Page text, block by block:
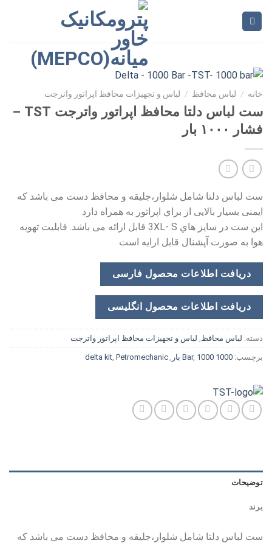
خانه / لباس محافظ / لباس و تجهیزات محافظ اپراتور واترجت
ست لباس دلتا محافظ اپراتور واترجت TST –
فشار ۱۰۰۰ بار
ست لباس دلتا شامل شلوار،جلیقه و محافظ دست می باشد که
ایمنی بسیار بالایی از براي اپراتور به همراه دارد
این ست در سایز هاي 3XL‐ S قابل ارائه مى باشد. قابلیت تهویه
هوا به صورت آپشنال قابل ارایه است
دریافت اطلاعات محصول فارسی
دریافت اطلاعات محصول انگلیسی
دسته: لباس محافظ لباس و تجهیزات محافظ اپراتور واترجت
برچسب: 1000 Bar
, 1000 بار delta kit Petromechanic
توضیحات
برند
ست لباس دلتا شامل شلوار،جلیقه و محافظ دست می باشد که